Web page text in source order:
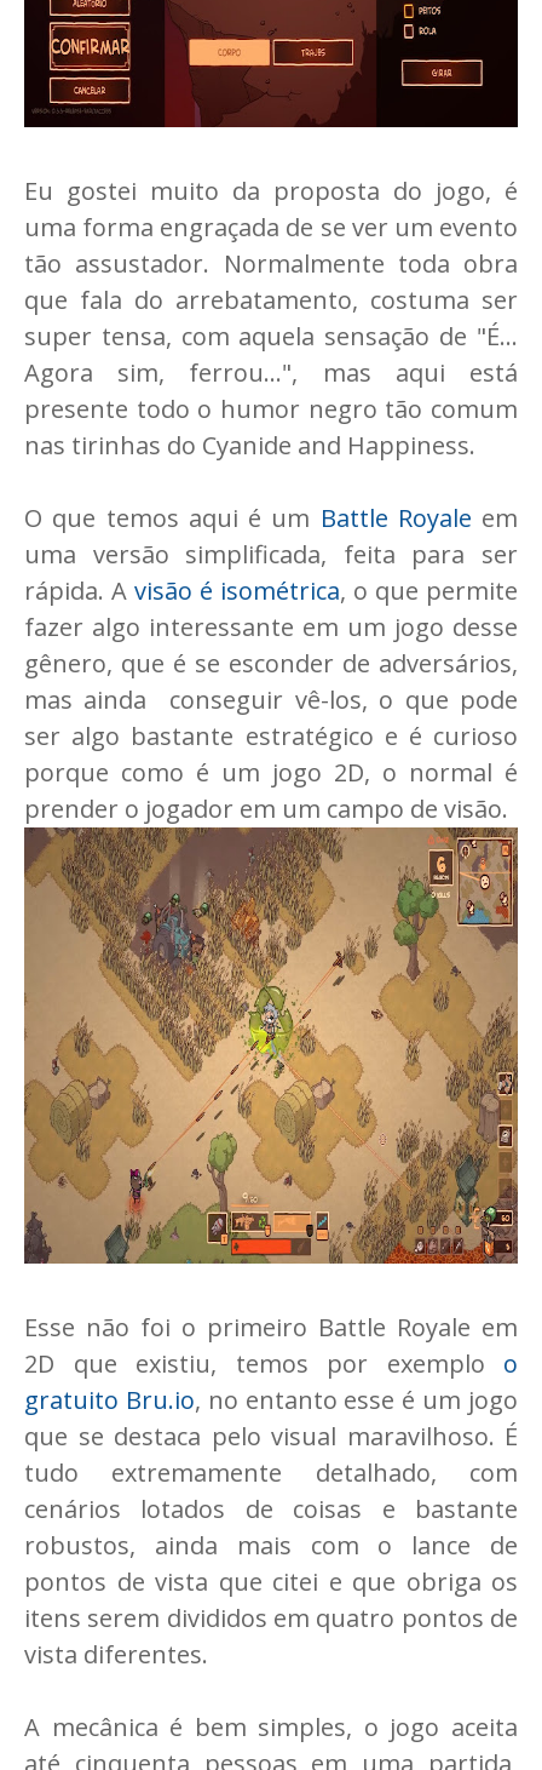
Eu gostei muito da proposta do jogo, é
uma forma engraçada de se ver um evento
tão assustador. Normalmente toda obra
que fala do arrebatamento, costuma ser
super tensa, com aquela sensação de "É...
Agora sim, ferrou...", mas aqui está
presente todo o humor negro tão comum
nas tirinhas do Cyanide and Happiness.
O que temos aqui é um Battle Royale em
uma versão simplificada, feita para ser
rápida. A visão é isométrica, o que permite
fazer algo interessante em um jogo desse
gênero, que é se esconder de adversários,
mas ainda conseguir vê-los, o que pode
ser algo bastante estratégico e é curioso
porque como é um jogo 2D, o normal é
prender o jogador em um campo de visão.
Esse não foi o primeiro Battle Royale em
2D que existiu, temos por exemplo o
gratuito Bru.io, no entanto esse é um jogo
que se destaca pelo visual maravilhoso. É
tudo extremamente detalhado, com
cenários lotados de coisas e bastante
robustos, ainda mais com o lance de
pontos de vista que citei e que obriga os
itens serem divididos em quatro pontos de
vista diferentes.
A mecânica é bem simples, o jogo aceita
até cinquenta pessoas em uma partida,